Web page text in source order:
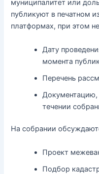
муниципалитет или
публикуют в печатном
платформах, при этом
Дату
момента
Перечень
течении
На собрании
Проект
Подбор